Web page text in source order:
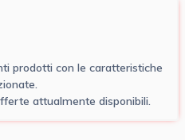
prodotti con le caratteristiche
attualmente disponibili.